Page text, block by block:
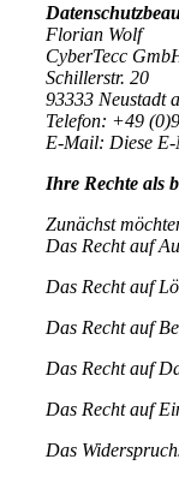
Florian Wolf
CyberTecc
Schillerstr. 20
93333 Neustadt
Telefon: +49
E-Mail: Diese
Ihre Rechte als
Zunächst
Das Recht auf
Das Recht auf
Das Recht auf
Das Recht auf
Das Recht auf
Das